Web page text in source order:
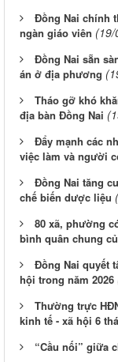
Đồng Nai chính
ngàn giáo viên (19/
Đồng Nai sẵn
án ở địa phương
Tháo gỡ khó
địa bàn Đồng Nai
Đẩy mạnh các
việc làm và người
Đồng Nai tăng
chế biến dược liệu
80 xã, phường
bình quân chung
Đồng Nai quyết
hội trong năm 2026
Thường trực
kinh tế - xã hội 6
“Cầu nối” giữa